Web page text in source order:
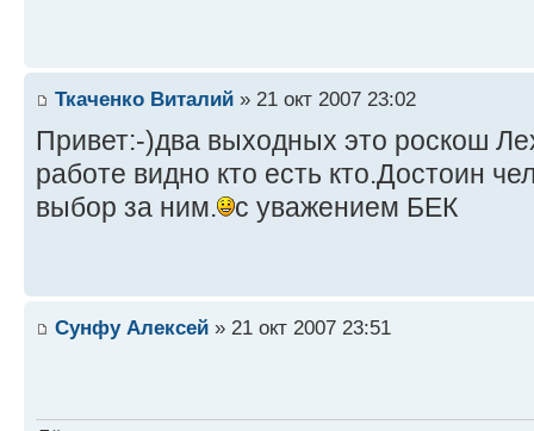
Ткаченко Виталий » 21 окт 2007 23:02
Привет:-)два выходных это роскош
работе видно кто есть кто.Достоин
выбор за ним.
с уважением БЕК
Сунфу Алексей » 21 окт 2007 23:51